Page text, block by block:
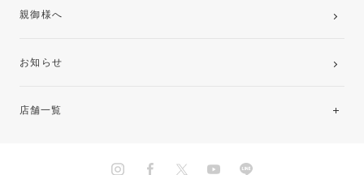
親御様へ
お知らせ
店舗一覧